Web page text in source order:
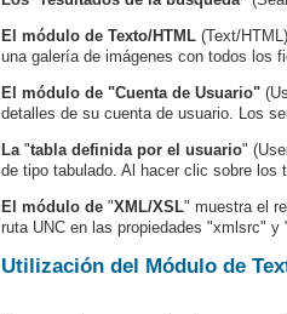
El módulo de Texto/HTML (Text/
una galería de imágenes con todos los
El módulo de "Cuenta de Usuario"
detalles de su cuenta de usuario. Los
La "tabla definida por el usuario"
de tipo tabulado. Al hacer clic sobre
El módulo de "XML/XSL" muestra el
ruta UNC en las propiedades "xmlsrc" y
Utilización del Módulo de